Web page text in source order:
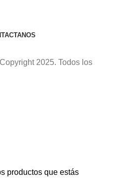
2025. Todos los
productos que estás
el Cercado de Lima.